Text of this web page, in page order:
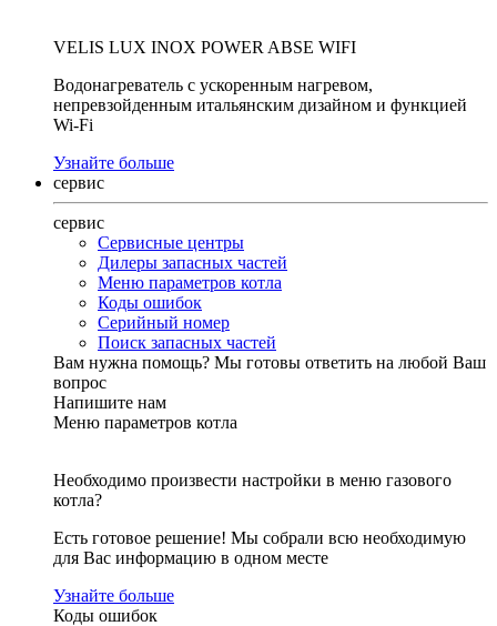
VELIS LUX INOX POWER ABSE WIFI
Водонагреватель с ускоренным нагревом,
непревзойденным итальянским дизайном и функцией
Wi-Fi
Узнайте больше
сервис
сервис
Сервисные центры
Дилеры запасных частей
Меню параметров котла
Коды ошибок
Серийный номер
Поиск запасных частей
Вам нужна помощь? Мы готовы ответить на любой Ваш
вопрос
Напишите нам
Меню параметров котла
Необходимо произвести настройки в меню газового
котла?
Есть готовое решение! Мы собрали всю необходимую
для Вас информацию в одном месте
Узнайте больше
Коды ошибок